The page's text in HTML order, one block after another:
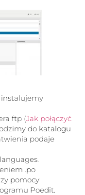
instalujemy
ftp (Jak połączyć
do katalogu
podaje
.po
pomocy
Poedit.